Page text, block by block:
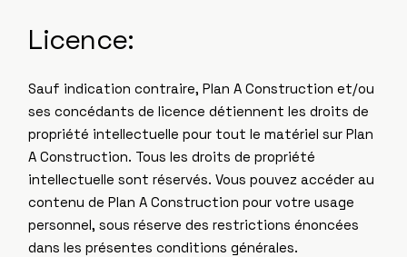
Licence:
Sauf indication contraire, Plan A Construction et/ou
ses concédants de licence détiennent les droits de
propriété intellectuelle pour tout le matériel sur Plan
A Construction. Tous les droits de propriété
intellectuelle sont réservés. Vous pouvez accéder au
contenu de Plan A Construction pour votre usage
personnel, sous réserve des restrictions énoncées
dans les présentes conditions générales.